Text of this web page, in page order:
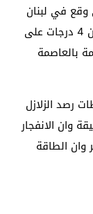
وقع في لبنان
مساء الثلاثاء ، يعادل زلزالاً بلغت قوته أكثر من 4 درجات على
بالعاصمة
رصد الزلازل
الانفجار في الساعة 06:08 دقيقة وان الانفجار
ريختر وان الطاقة